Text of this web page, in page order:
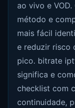
ao vivo e
método e
mais fácil
e reduzir risco
pico. bitrate
significa e
checklist com
continuidade,